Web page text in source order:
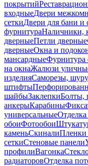
покрытий
входныеДвери
сеткиДвери для бани и
фурнитураНаличники,
дверныеПетли дверные
дверныеОкна и
мансардныеФурнитура
на окнаЖалюзи
изделияСаморезы,
штифты
шайбыЗаклепкиБолты,
анкерыКарабины
универсальныеОтделка
обоиФотообои
каменьСкиналиПленки
сеткиСтеновые панели
профилиВагонка
радиаторовОтделка